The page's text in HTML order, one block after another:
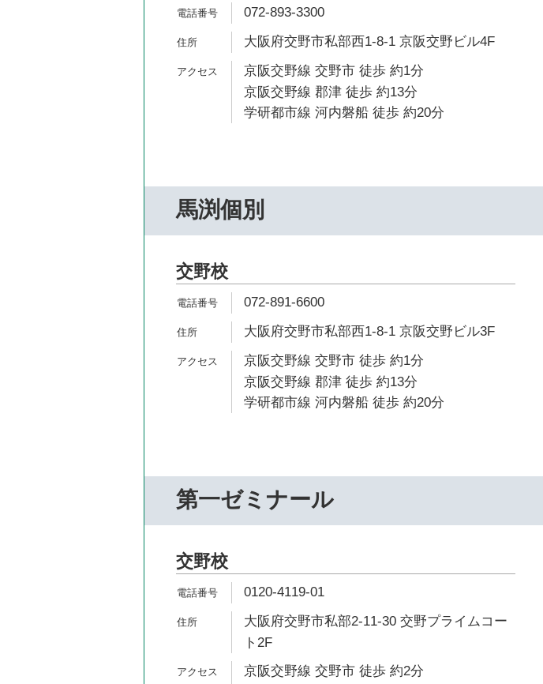
072-893-3300
大阪府交野市私部西1-8-1 京阪交野ビル4F
京阪交野線 交野市 徒歩 約1分
京阪交野線 郡津 徒歩 約13分
学研都市線 河内磐船 徒歩 約20分
馬渕個別
交野校
072-891-6600
大阪府交野市私部西1-8-1 京阪交野ビル3F
京阪交野線 交野市 徒歩 約1分
京阪交野線 郡津 徒歩 約13分
学研都市線 河内磐船 徒歩 約20分
第一ゼミナール
交野校
0120-4119-01
大阪府交野市私部2-11-30 交野プライムコー
ト2F
京阪交野線 交野市 徒歩 約2分